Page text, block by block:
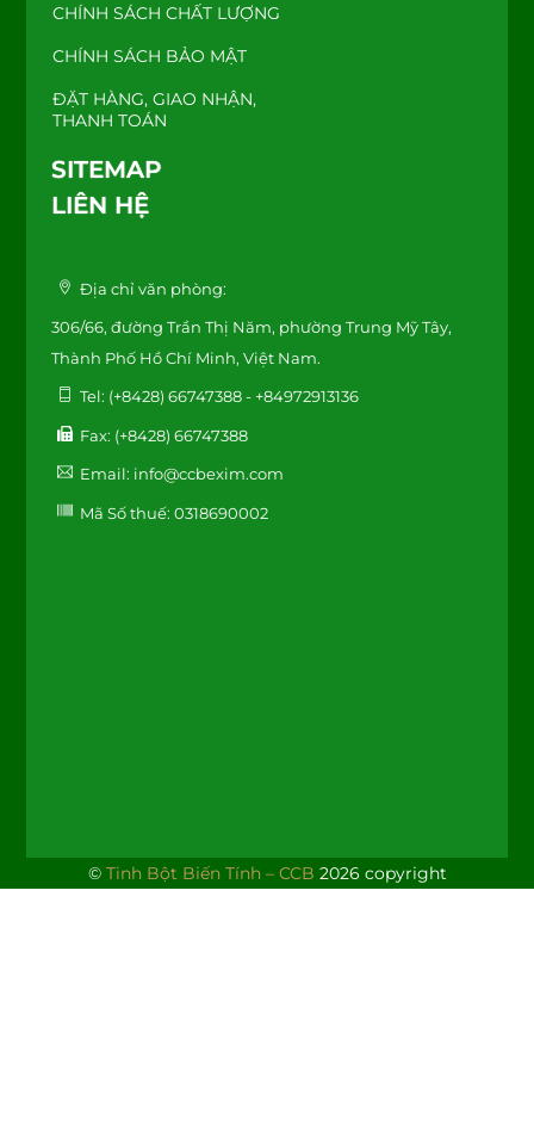
CHÍNH SÁCH CHẤT LƯỢNG
CHÍNH SÁCH BẢO MẬT
ĐẶT HÀNG, GIAO NHẬN,
THANH TOÁN
SITEMAP
LIÊN HỆ
Địa chỉ văn phòng:
306/66, đường Trần Thị Năm, phường Trung Mỹ Tây,
Thành Phố Hồ Chí Minh, Việt Nam.
Tel: (+8428) 66747388 - +84972913136
Fax: (+8428) 66747388
Email: info@ccbexim.com
Mã Số thuế: 0318690002
© Tinh Bột Biến Tính – CCB 2026 copyright